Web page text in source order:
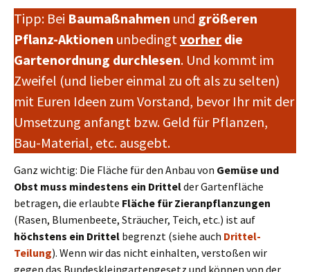
Tipp: Bei Baumaßnahmen und größeren
Pflanz-Aktionen unbedingtvorher die
Gartenordnung durchlesen. Und kommt im
Zweifel (und lieber einmal zu oft als zu selten)
mit Euren Ideen zum Vorstand, bevor Ihr mit der
Umsetzung anfangt bzw. Geld für Pflanzen,
Bau-Material, etc. ausgebt.
Ganz wichtig: Die Fläche für den Anbau von Gemüse und
Obst muss mindestens ein Drittelder Gartenfläche
betragen, die erlaubte Fläche für Zieranpflanzungen
(Rasen, Blumenbeete, Sträucher, Teich, etc.) ist auf
höchstens ein Drittel begrenzt (siehe auch Drittel-
Teilung). Wenn wir das nicht einhalten, verstoßen wir
gegen das Bundeskleingartengesetz und können von der